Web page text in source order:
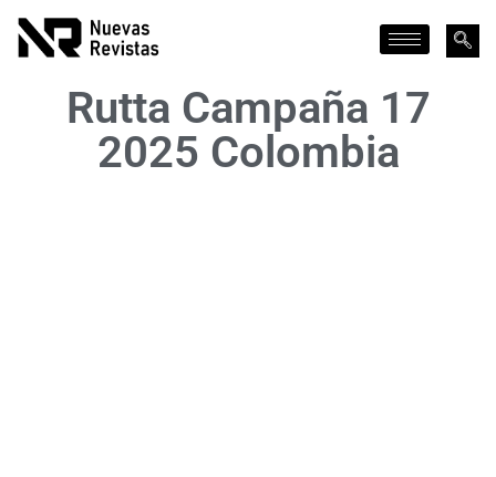
Rutta Campaña 17
2025 Colombia